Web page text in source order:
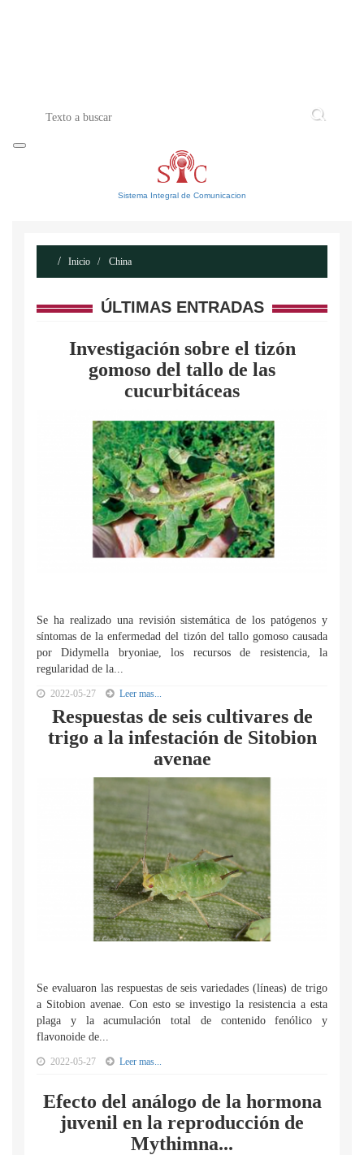
Sistema Integral de Comunicacion
Inicio China
ÚLTIMAS ENTRADAS
Investigación sobre el tizón
gomoso del tallo de las
cucurbitáceas
Se ha realizado una revisión sistemática de los patógenos y
síntomas de la enfermedad del tizón del tallo gomoso causada
por Didymella bryoniae, los recursos de resistencia, la
regularidad de la...
2022-05-27 Leer mas...
Respuestas de seis cultivares de
trigo a la infestación de Sitobion
avenae
Se evaluaron las respuestas de seis variedades (líneas) de trigo
a Sitobion avenae. Con esto se investigo la resistencia a esta
plaga y la acumulación total de contenido fenólico y
flavonoide de...
2022-05-27 Leer mas...
Efecto del análogo de la hormona
juvenil en la reproducción de
Mythimna...